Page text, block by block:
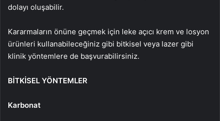
dolayı oluşabilir.
Kararmaların önüne geçmek için leke açıcı krem ve losyon
ürünleri kullanabileceğiniz gibi bitkisel veya lazer gibi
klinik yöntemlere de başvurabilirsiniz.
BİTKİSEL YÖNTEMLER
Karbonat